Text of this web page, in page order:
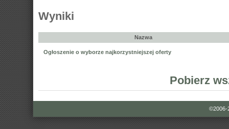
Wyniki
Nazwa
Ogłoszenie o wyborze najkorzystniejszej oferty
Pobierz
©2006-